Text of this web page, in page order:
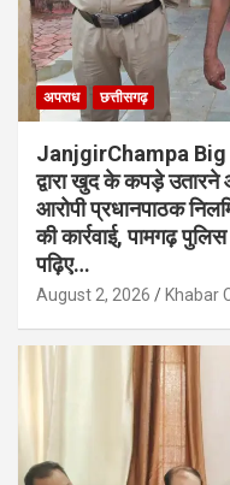
अपराध छत्तीसगढ़
JanjgirChampa Big
द्वारा खुद के कपड़े
आरोपी प्रधानपाठक
की कार्रवाई, पामगढ़
पढ़िए…
August 2, 2026 Khabar